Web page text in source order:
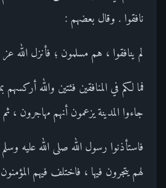
نافقوا . وقال بعضهم :
لم ينافقوا ، هم مسلمون ؛ فأنزل الله
فما لكم في المنافقين فئتين والله
جاءوا المدينة يزعمون أنهم مهاجرون ،
فاستأذنوا رسول الله صلى الله عليه وسلم
لهم يتجرون فيها ، فاختلف فيهم